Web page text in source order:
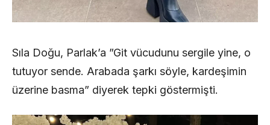
Sıla Doğu, Parlak’a ”Git vücudunu sergile yine, o
tutuyor sende. Arabada şarkı söyle, kardeşimin
üzerine basma” diyerek tepki göstermişti.